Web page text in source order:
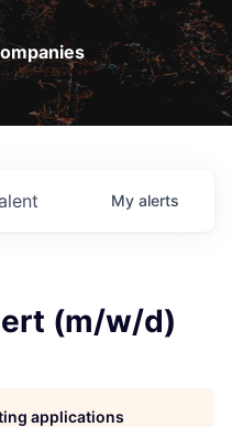
My alerts
(m/w/d)
applications